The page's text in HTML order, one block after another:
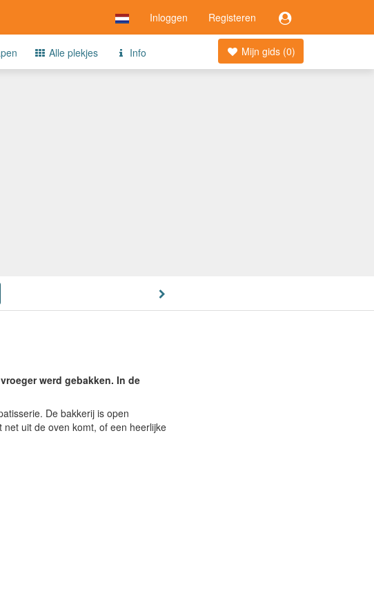
Inloggen Registeren
Mijn gids (0)
Alle plekjes Info
werd gebakken. In de
De bakkerij is open
uit de oven komt, of een heerlijke